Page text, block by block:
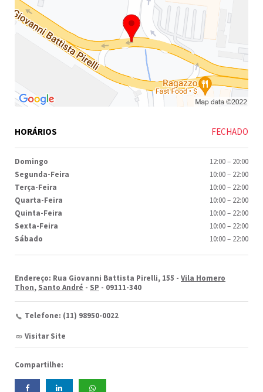
Endereço: Rua Giovanni Battista Pirelli, 155 - Vila Homero
Thon, Santo André - SP - 09111-340
Telefone: (11) 98950-0022
Visitar Site
Compartilhe:
HORÁRIOS FECHADO
Domingo 12:00– 20:00
Segunda-Feira
10:00– 22:00
Terça-Feira
10:00– 22:00
Quarta-Feira
10:00– 22:00
Quinta-Feira
10:00– 22:00
Sexta-Feira
10:00– 22:00
Sábado
10:00– 22:00